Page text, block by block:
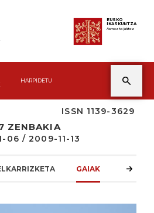
EUSKO
IKASKUNTZA
Asmoz ta jakitez
HARPIDETU
ISSN 1139-3629
ZENBAKIA
06 / 2009-11-13
GAIAK